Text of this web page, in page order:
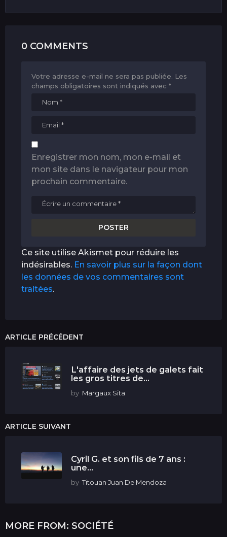
0 COMMENTS
Votre adresse e-mail ne sera pas publiée. Les
champs obligatoires sont indiqués avec *
Enregistrer mon nom, mon e-mail et
mon site dans le navigateur pour mon
prochain commentaire.
Ce site utilise Akismet pour réduire les
indésirables. En savoir plus sur la façon dont
les données de vos commentaires sont
traitées.
ARTICLE PRÉCÉDENT
L'affaire des jets de galets fait
les gros titres de...
by Margaux Sita
ARTICLE SUIVANT
Cyril G. et son fils de 7 ans :
une...
by Titouan Juan De Mendoza
MORE FROM: SOCIÉTÉ